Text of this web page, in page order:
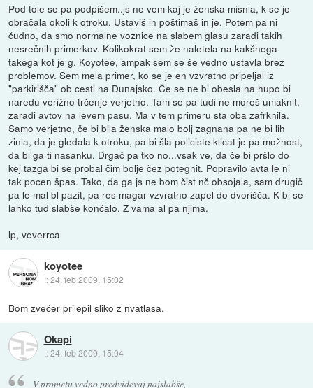
Pod tole se pa podpišem..js ne vem kaj je ženska misnla, k se je
obračala okoli k otroku. Ustaviš in poštimaš in je. Potem pa ni
čudno, da smo normalne voznice na slabem glasu zaradi takih
nesrečnih primerkov. Kolikokrat sem že naletela na kakšnega
takega kot je g. Koyotee, ampak sem se še vedno ustavla brez
problemov. Sem mela primer, ko se je en vzvratno pripeljal iz
"parkirišča" ob cesti na Dunajsko. Če se ne bi obesla na hupo bi
naredu verižno trčenje verjetno. Tam se pa tudi ne moreš umaknit,
zaradi avtov na levem pasu. Ma v tem primeru sta oba zafrknila.
Samo verjetno, če bi bila ženska malo bolj zagnana pa ne bi lih
zinla, da je gledala k otroku, pa bi šla policiste klicat je pa možnost,
da bi ga ti nasanku. Drgač pa tko no...vsak ve, da če bi pršlo do
kej tazga bi se probal čim bolje čez potegnit. Popravilo avta le ni
tak pocen špas. Tako, da ga js ne bom čist nč obsojala, sam drugič
pa le mal bl pazit, pa res magar vzvratno zapel do dvorišča. K bi se
lahko tud slabše končalo. Z vama al pa njima.
lp, veverrca
koyotee
::24. feb 2009, 15:02
Bom zvečer prilepil sliko z nvatlasa.
Okapi
::24. feb 2009, 15:04
V prometu vedno predvidevaj najslabše,